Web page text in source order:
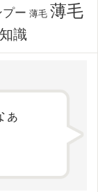
ー 薄毛 薄毛
識
ぁ